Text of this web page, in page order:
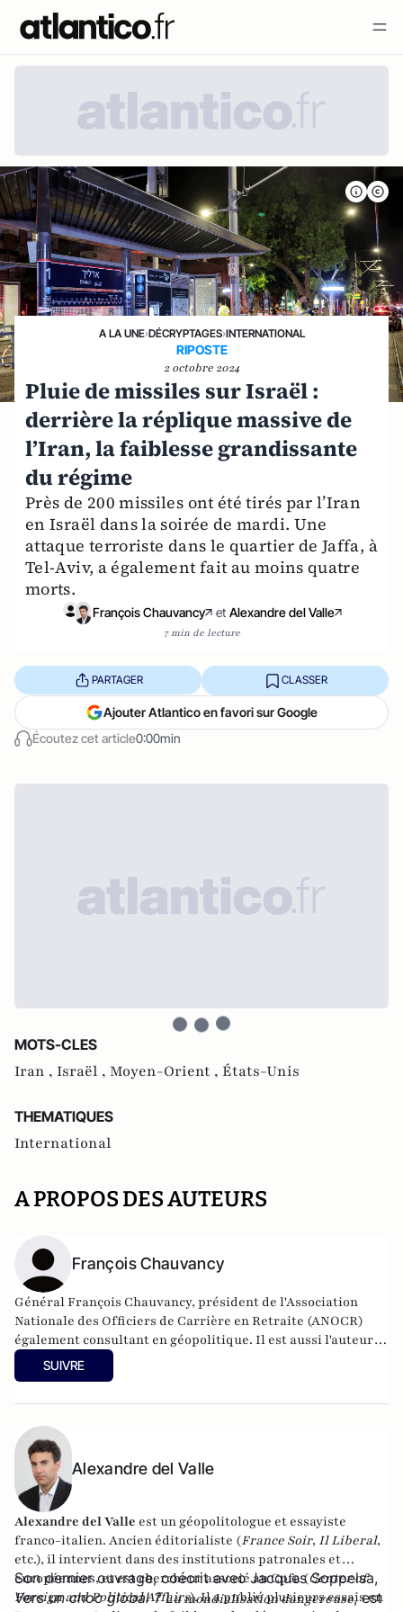
A LA UNE›DÉCRYPTAGES›INTERNATIONAL
RIPOSTE
2 octobre 2024
Pluie de missiles sur Israël :
derrière la réplique massive de
l’Iran, la faiblesse grandissante
du régime
Près de 200 missiles ont été tirés par l’Iran
en Israël dans la soirée de mardi. Une
attaque terroriste dans le quartier de Jaffa, à
Tel-Aviv, a également fait au moins quatre
morts.
François Chauvancy et Alexandre del Valle
7 min de lecture
Écoutez cet article0:00min
PARTAGER CLASSER
Ajouter Atlantico en favori sur Google
MOTS-CLES
Iran , Israël , Moyen-Orient , États-Unis
THEMATIQUES
International
A PROPOS DES AUTEURS
François Chauvancy
Général François Chauvancy, président de l'Association
Nationale des Officiers de Carrière en Retraite (ANOCR)
également consultant en géopolitique. Il est aussi l'auteur
de « Blocus du Qatar : l’offensive manquée. Guerre de
l’information, jeux d’influence, affrontement économique
SUIVRE
Alexandre del Valle
Alexandre del Valle est un géopolitologue et essayiste
franco-italien. Ancien éditorialiste (France Soir, Il Liberal,
etc.), il intervient dans des institutions patronales et
européennes, et est chercheur associé au Cpfa (Center of
Foreign and Political Affairs). Il a publié plusieurs essais en
Son dernier ouvrage, coécrit avec Jacques Soppelsa,
Vers un choc global ? La mondialisation dangereuse, est